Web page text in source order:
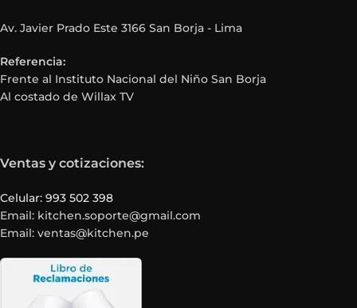
Av. Javier Prado Este 3166 San Borja - Lima
Referencia:
Frente al Instituto Nacional del Niño San Borja
Al costado de Willax TV
Ventas y cotizaciones:
Celular: 993 502 398
Email: kitchen.soporte@gmail.com
Email: ventas@kitchen.pe